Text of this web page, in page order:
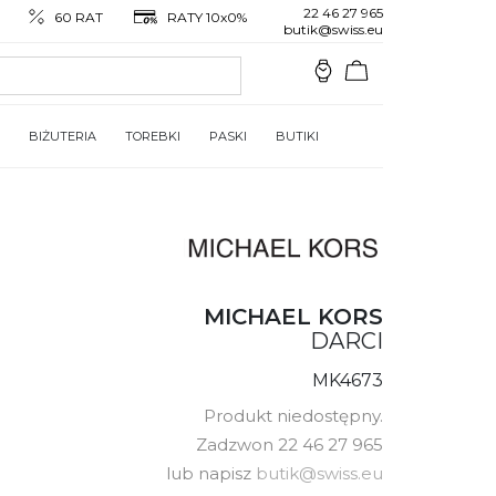
60 RAT RATY 10x0%
22 46 27 965
butik@swiss.eu
BIŻUTERIA TOREBKI PASKI BUTIKI
MICHAEL KORS
DARCI
MK4673
Produkt niedostępny.
Zadzwon 22 46 27 965
lub napisz butik@swiss.eu